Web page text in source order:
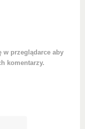
w przeglądarce aby
komentarzy.